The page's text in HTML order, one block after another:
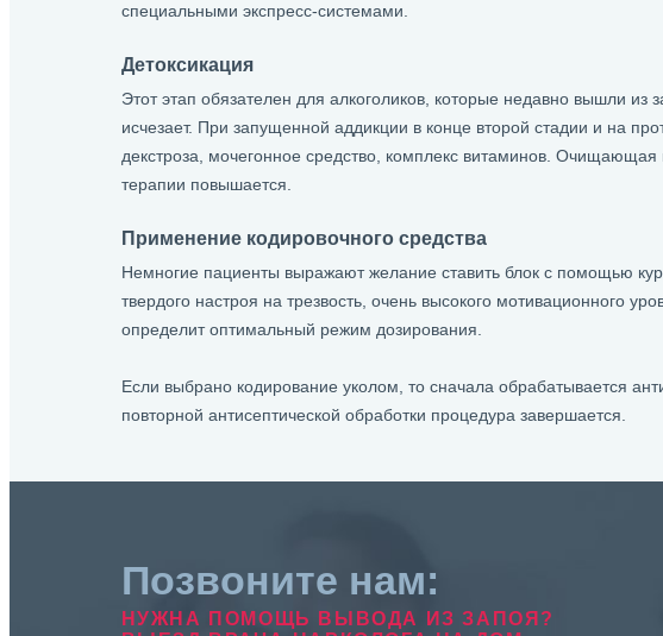
специальными экспресс-системами.
Детоксикация
Этот этап обязателен для алкоголиков, которые недавно вышли
исчезает. При запущенной аддикции в конце второй стадии и на
декстроза, мочегонное средство, комплекс витаминов.
терапии повышается.
Применение кодировочного средства
Немногие пациенты выражают желание ставить блок с помощью
твердого настроя на трезвость, очень высокого мотивационного
определит оптимальный режим дозирования.
Если выбрано кодирование уколом, то сначала обрабатывается
повторной антисептической обработки процедура завершается.
Позвоните нам:
НУЖНА ПОМОЩЬ ВЫВОДА ИЗ ЗАПОЯ?